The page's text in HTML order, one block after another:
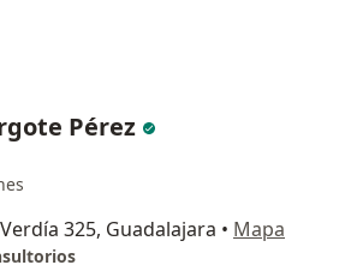
Pérez
325, Guadalajara • Mapa